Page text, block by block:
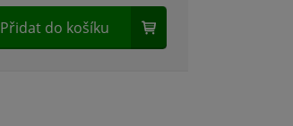
Přidat do košíku